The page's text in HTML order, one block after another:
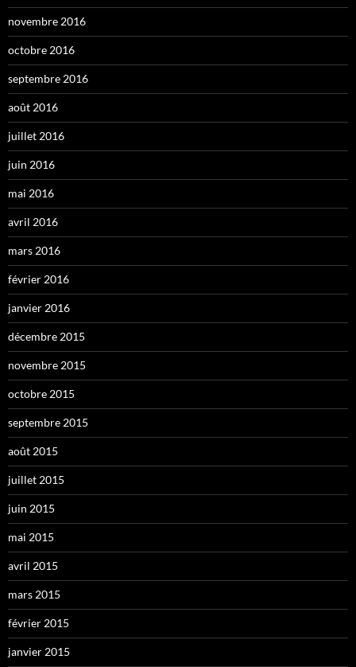
novembre 2016
octobre 2016
septembre 2016
août 2016
juillet 2016
juin 2016
mai 2016
avril 2016
mars 2016
février 2016
janvier 2016
décembre 2015
novembre 2015
octobre 2015
septembre 2015
août 2015
juillet 2015
juin 2015
mai 2015
avril 2015
mars 2015
février 2015
janvier 2015